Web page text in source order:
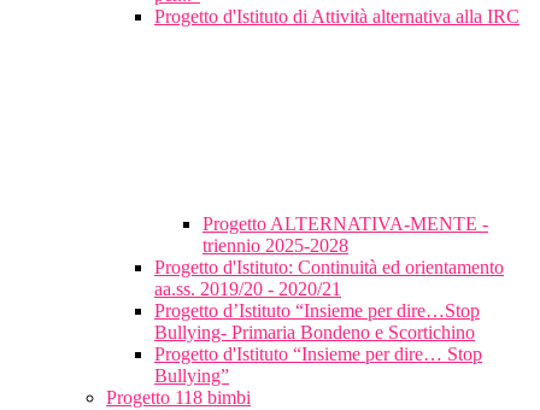
Progetto d'Istituto di Attività alternativa alla IRC
Progetto ALTERNATIVA-MENTE -
triennio 2025-2028
Progetto d'Istituto: Continuità ed orientamento
aa.ss. 2019/20 - 2020/21
Progetto d’Istituto “Insieme per dire…Stop
Bullying- Primaria Bondeno e Scortichino
Progetto d'Istituto “Insieme per dire… Stop
Bullying”
Progetto 118 bimbi